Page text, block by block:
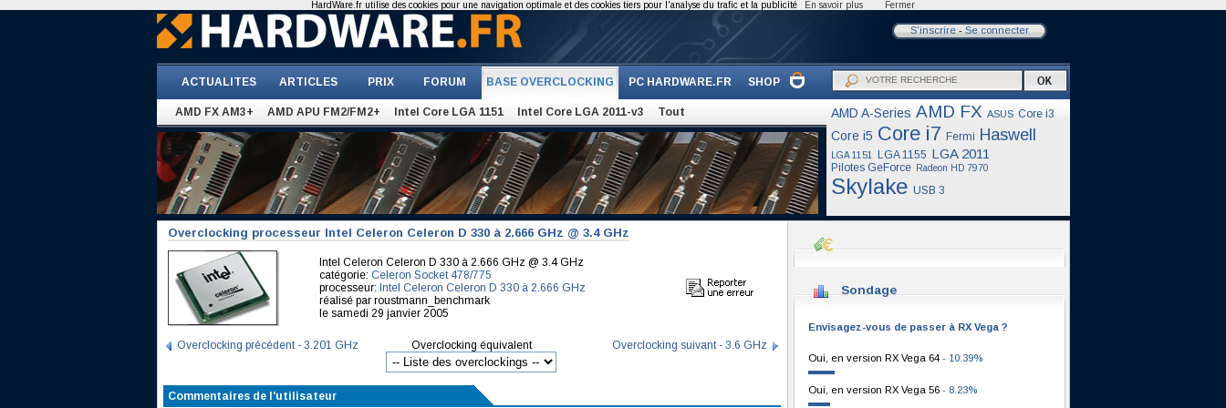
S'inscrire- Se connecter
ACTUALITES ARTICLES PRIX FORUM BASE OVERCLOCKING PC HARDWARE.FR SHOP
AMD FX AM3+ AMD APU FM2/FM2+ Intel Core LGA 1151 Intel Core LGA 2011-v3 Tout AMD A-Series AMD FX ASUS Core i3
Core i5 Core i7 Fermi Haswell
LGA 1151 LGA 1155 LGA 2011
Pilotes GeForce Radeon HD 7970
Skylake USB 3
Overclocking processeur Intel Celeron Celeron D 330 à 2.666 GHz @ 3.4 GHz
Intel Celeron Celeron D 330 à 2.666 GHz @ 3.4 GHz
catégorie: Celeron Socket 478/775
processeur: Intel Celeron Celeron D 330 à 2.666 GHz
réalisé par roustmann_benchmark
le samedi 29 janvier 2005
Overclocking précédent - 3.201 GHz Overclocking équivalent Overclocking suivant - 3.6 GHz
Commentaires de l'utilisateur
Sondage
Envisagez-vous de passer à RX Vega ?
Oui, en version RX Vega 64 - 10.39%
Oui, en version RX Vega 56 - 8.23%
HardWare.fr utilise des cookies pour une navigation optimale et des cookies tiers pour l'analyse du trafic et la publicité En savoir plus Fermer